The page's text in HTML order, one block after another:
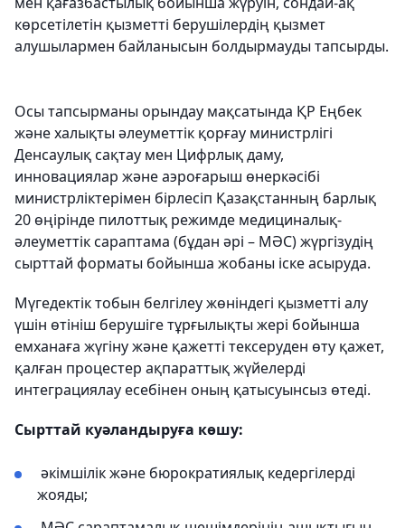
көрсетілетін қызметті берушілердің қызмет
алушылармен байланысын болдырмауды тапсырды.
Осы тапсырманы орындау мақсатында ҚР Еңбек
және халықты әлеуметтік қорғау министрлігі
Денсаулық сақтау мен Цифрлық даму,
инновациялар және аэроғарыш өнеркәсібі
министрліктерімен бірлесіп Қазақстанның барлық
20 өңірінде пилоттық режимде медициналық-
әлеуметтік сараптама (бұдан әрі – МӘС) жүргізудің
сырттай форматы бойынша жобаны іске асыруда.
Мүгедектік тобын белгілеу жөніндегі қызметті алу
үшін өтініш берушіге тұрғылықты жері бойынша
емханаға жүгіну және қажетті тексеруден өту қажет,
қалған процестер ақпараттық жүйелерді
интеграциялау есебінен оның қатысуынсыз өтеді.
Сырттай куәландыруға көшу:
әкімшілік және бюрократиялық кедергілерді
жояды;